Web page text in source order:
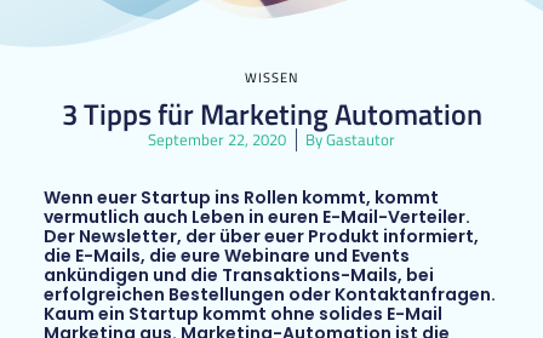
WISSEN
3 Tipps für Marketing Automation
September 22, 2020 ByGastautor
Wenn euer Startup ins Rollen kommt, kommt
vermutlich auch Leben in euren E-Mail-Verteiler.
Der Newsletter, der über euer Produkt informiert,
die E-Mails, die eure Webinare und Events
ankündigen und die Transaktions-Mails, bei
erfolgreichen Bestellungen oder Kontaktanfragen.
Kaum ein Startup kommt ohne solides E-Mail
Marketing aus. Marketing-Automation ist die